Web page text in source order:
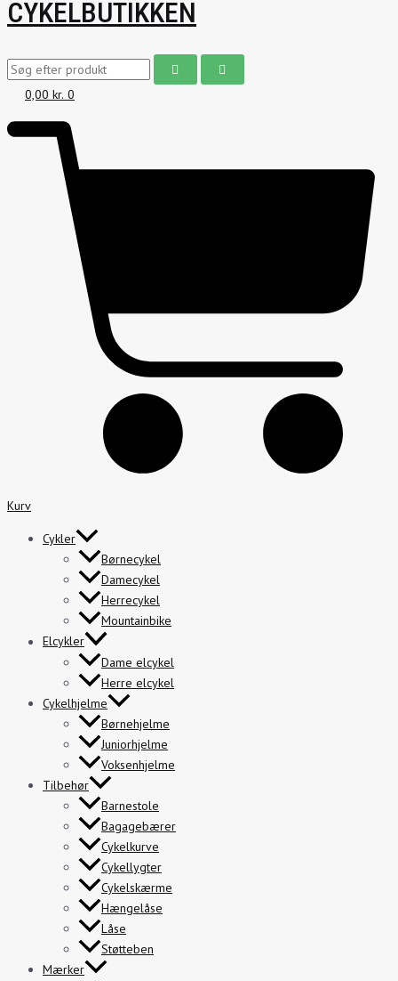
CYKELBUTIKKEN
0,00 kr. 0
Kurv
Cykler
Børnecykel
Damecykel
Herrecykel
Mountainbike
Elcykler
Dame elcykel
Herre elcykel
Cykelhjelme
Børnehjelme
Juniorhjelme
Voksenhjelme
Tilbehør
Barnestole
Bagagebærer
Cykelkurve
Cykellygter
Cykelskærme
Hængelåse
Låse
Støtteben
Mærker